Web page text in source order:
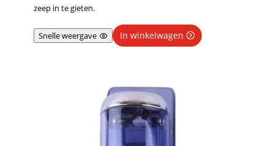
zeep in te gieten.
Snelle weergave In winkelwagen